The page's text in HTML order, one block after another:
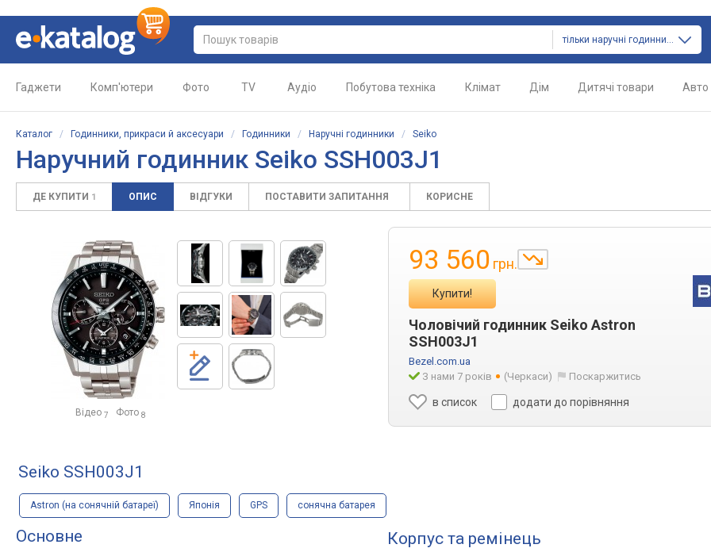
тільки наручні годинники
Гаджети Комп'ютери Фото TV Аудіо Побутова техніка Клімат Дім Дитячі товари Авто
Каталог / Годинники, прикраси й аксесуари / Годинники / Наручні годинники / Seiko
Наручний годинник Seiko SSH003J1
ДЕ КУПИТИ 1 ОПИС ВІДГУКИ ПОСТАВИТИ ЗАПИТАННЯ КОРИСНЕ
Відео 7 Фото 8
93 560 грн.
Купити!
Чоловічий годинник Seiko Astron
SSH003J1
Bezel.com.ua
З нами 7 років
(Черкаси) Поскаржитись
в список додати до порівняння
Seiko SSH003J1
Astron (на сонячній батареї) Японія GPS сонячна батарея
Основне Корпус та ремінець